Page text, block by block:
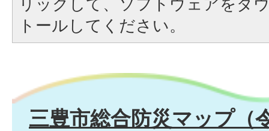
トールしてください。
三豊市総合防災マップ（